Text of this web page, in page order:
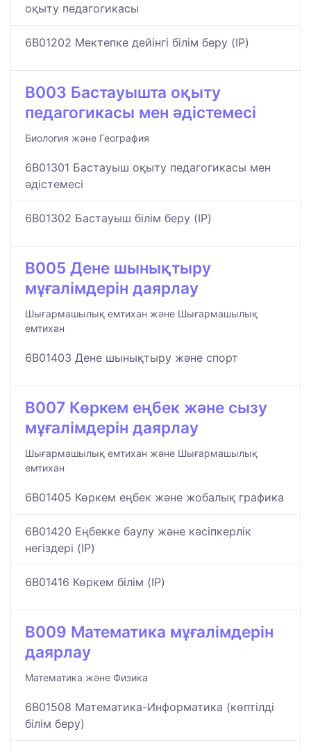
оқыту педагогикасы
6B01202 Мектепке дейінгі білім беру (IP)
B003 Бастауышта оқыту
педагогикасы мен әдістемесі
Биология және География
6B01301 Бастауыш оқыту педагогикасы мен
әдістемесі
6B01302 Бастауыш білім беру (IP)
B005 Дене шынықтыру
мұғалімдерін даярлау
Шығармашылық емтихан және Шығармашылық
емтихан
6B01403 Дене шынықтыру және спорт
B007 Көркем еңбек және сызу
мұғалімдерін даярлау
Шығармашылық емтихан және Шығармашылық
емтихан
6B01405 Көркем еңбек және жобалық графика
6B01420 Еңбекке баулу және кәсіпкерлік
негіздері (IP)
6B01416 Көркем білім (IP)
B009 Математика мұғалімдерін
даярлау
Математика және Физика
6B01508 Математика-Информатика (көптілді
білім беру)